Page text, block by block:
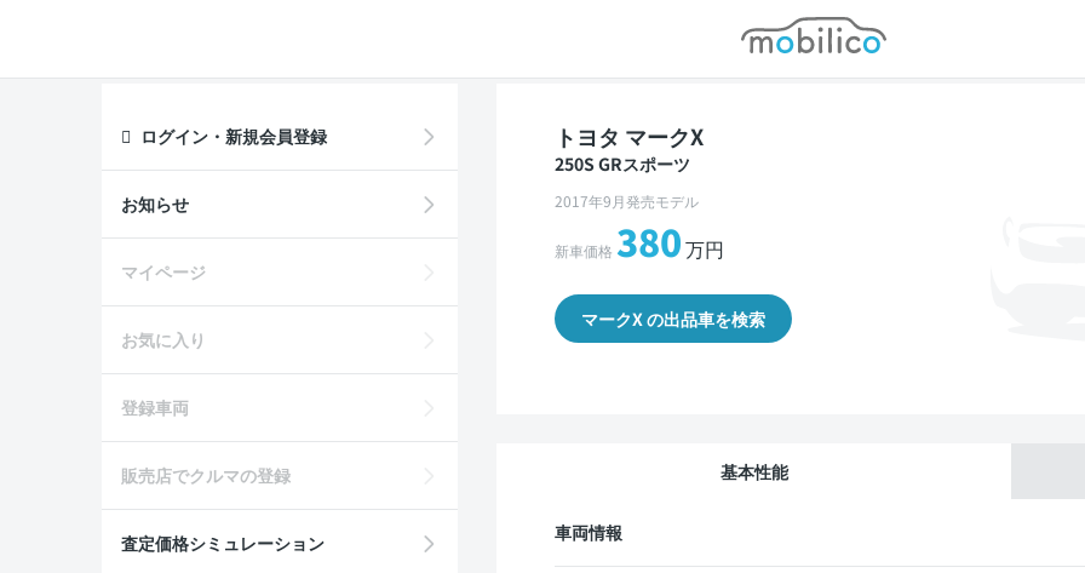
モビリコ
トヨタ マークX
250S GRスポーツ
2017年9月発売モデル
新車価格 380万円
マークX の出品車を検索
基本性能
車両情報
ログイン・新規会員登録
お知らせ
マイページ
お気に入り
登録車両
販売店でクルマの登録
査定価格シミュレーション